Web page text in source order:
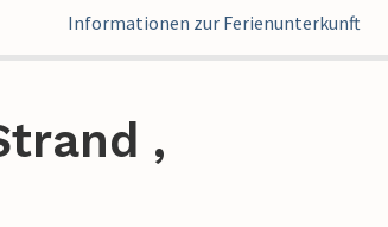
Informationen zur Ferienunterkunft
,